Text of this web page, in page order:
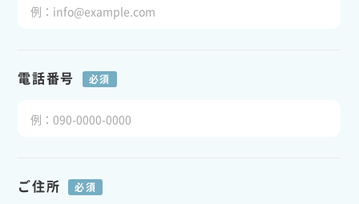
電話番号 必須
ご住所 必須